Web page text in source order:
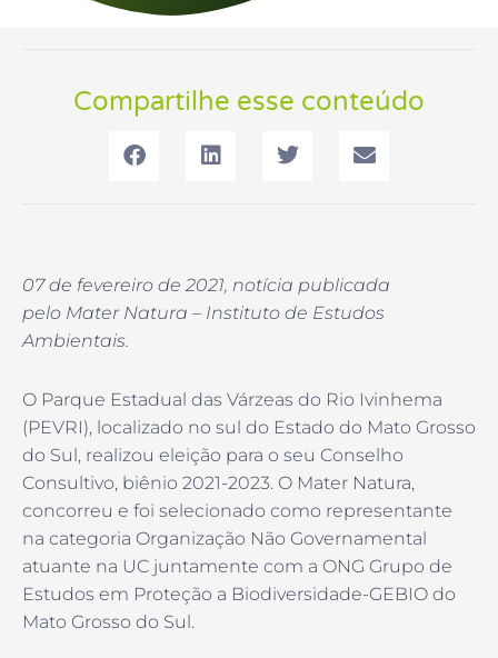
Compartilhe esse conteúdo
07 de fevereiro de 2021, notícia publicada
pelo Mater Natura – Instituto de Estudos
Ambientais.
O Parque Estadual das Várzeas do Rio Ivinhema
(PEVRI), localizado no sul do Estado do Mato Grosso
do Sul, realizou eleição para o seu Conselho
Consultivo, biênio 2021-2023. O Mater Natura,
concorreu e foi selecionado como representante
na categoria Organização Não Governamental
atuante na UC juntamente com a ONG Grupo de
Estudos em Proteção a Biodiversidade-GEBIO do
Mato Grosso do Sul.